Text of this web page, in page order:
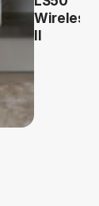
Wireless